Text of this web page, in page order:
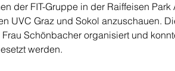
der FIT-Gruppe in der Raiffeisen Park
UVC Graz und Sokol anzuschauen.
Schönbacher organisiert und
werden.